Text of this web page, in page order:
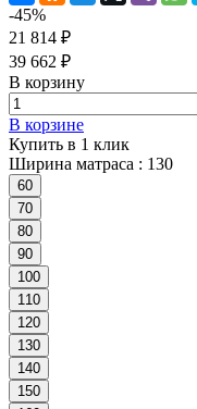
-45%
21 814 ₽
39 662 ₽
В корзину
В корзине
Купить в 1 клик
Ширина матраса : 130
60
70
80
90
100
110
120
130
140
150